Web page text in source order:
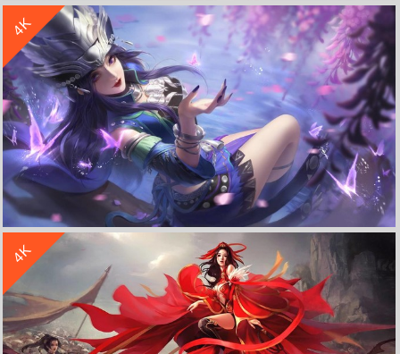
唯美古风女子 红衣 红花 4K动漫壁纸 3840x2160
4K
剑侠情缘3 毒姐 水池 花 蝴蝶 4K高清游戏壁纸
4K
立 即 下 载
收 藏